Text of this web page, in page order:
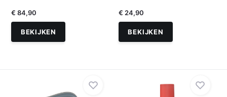
€ 84,90
BEKIJKEN
€ 24,90
BEKIJKEN